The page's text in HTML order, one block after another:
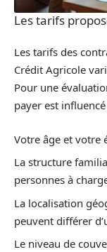
Les tarifs
Les tarifs des
Crédit Agricole
Pour une
payer est
Votre âge et votre
La structure
personnes à
La localisation
peuvent différer
Le niveau de